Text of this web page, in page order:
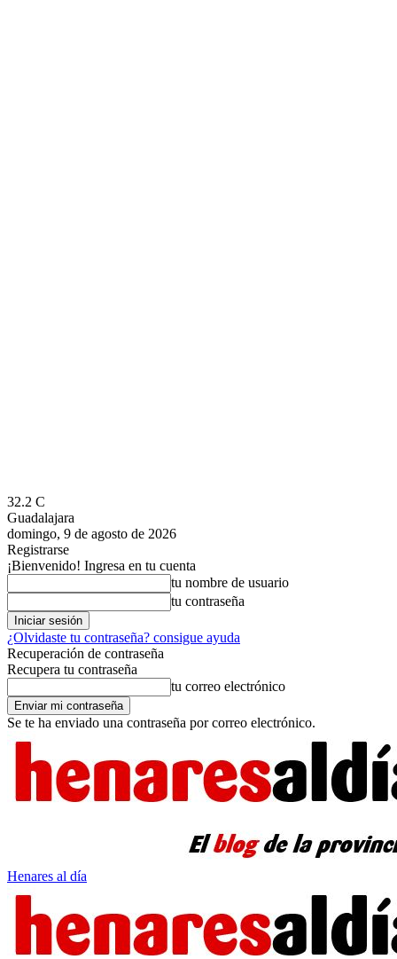
32.2 C
Guadalajara
domingo, 9 de agosto de 2026
Registrarse
¡Bienvenido! Ingresa en tu cuenta
tu nombre de usuario
tu contraseña
¿Olvidaste tu contraseña? consigue ayuda
Recuperación de contraseña
Recupera tu contraseña
tu correo electrónico
Se te ha enviado una contraseña por correo electrónico.
Henares al día